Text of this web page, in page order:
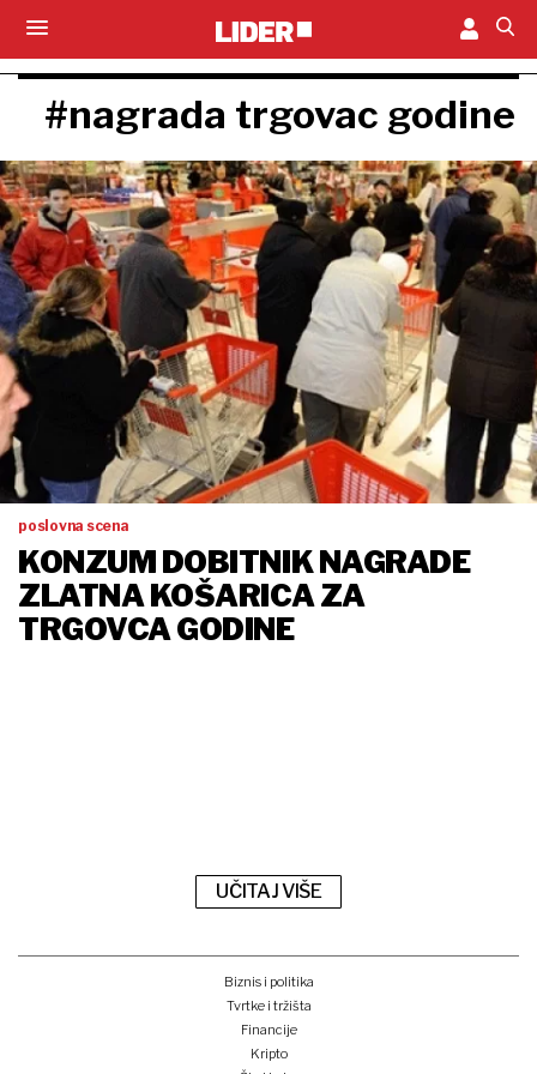
#nagrada trgovac godine
poslovna scena
KONZUM DOBITNIK NAGRADE
ZLATNA KOŠARICA ZA
TRGOVCA GODINE
UČITAJ VIŠE
Biznis i politika
Tvrtke i tržišta
Financije
Kripto